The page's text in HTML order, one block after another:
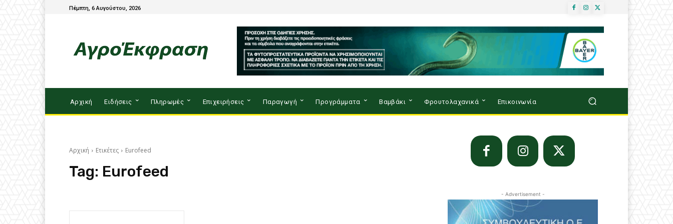
Πέμπτη, 6 Αυγούστου, 2026
Αρχική Ειδήσεις Πληρωμές Επιχειρήσεις Παραγωγή Προγράμματα Βαμβάκι Φρουτολαχανικά Επικοινωνία
Αρχική Ετικέτες Eurofeed
Tag: Eurofeed
- Advertisement -